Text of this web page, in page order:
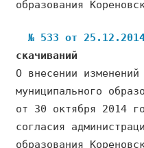
образования
№ 533 от
скачиваний
О внесении
муниципального
от 30 октября 2014
согласия
образования